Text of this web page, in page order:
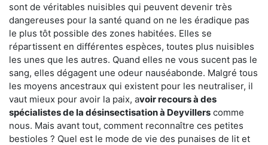
sont de véritables nuisibles qui peuvent devenir très
dangereuses pour la santé quand on ne les éradique pas
le plus tôt possible des zones habitées. Elles se
répartissent en différentes espèces, toutes plus nuisibles
les unes que les autres. Quand elles ne vous sucent pas le
sang, elles dégagent une odeur nauséabonde. Malgré tous
les moyens ancestraux qui existent pour les neutraliser, il
vaut mieux pour avoir la paix, avoir recours à des
spécialistes de la désinsectisation à Deyvillers comme
nous. Mais avant tout, comment reconnaître ces petites
bestioles ? Quel est le mode de vie des punaises de lit et